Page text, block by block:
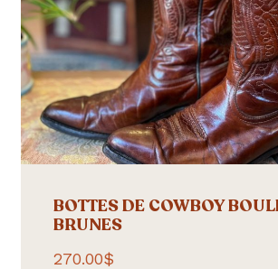
BOTTES DE COWBOY
BRUNES
270.00$